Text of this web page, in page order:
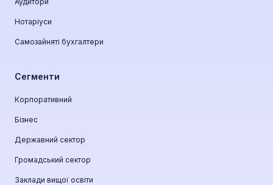
Нотаріуси
Самозайняті бухгалтери
Сегменти
Корпоративний
Бізнес
Державний сектор
Громадський сектор
Заклади вищої освіти